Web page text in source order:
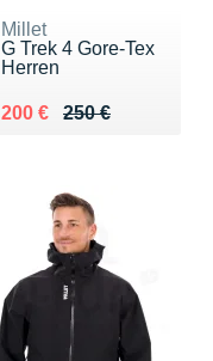
Millet
G Trek 4 Gore-Tex
Herren
250 €
Au lieu de 250 €
200 €
Vendu 200 €